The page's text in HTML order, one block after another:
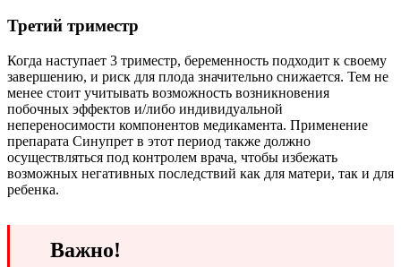
Третий триместр
Когда наступает 3 триместр, беременность подходит к своему
завершению, и риск для плода значительно снижается. Тем не
менее стоит учитывать возможность возникновения
побочных эффектов и/либо индивидуальной
непереносимости компонентов медикамента. Применение
препарата Синупрет в этот период также должно
осуществляться под контролем врача, чтобы избежать
возможных негативных последствий как для матери, так и для
ребенка.
Важно!